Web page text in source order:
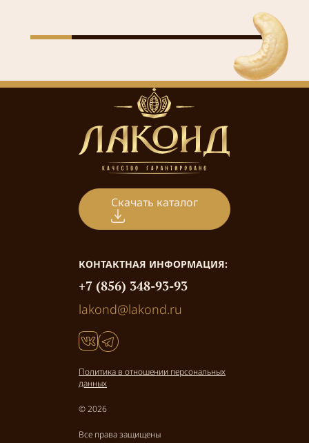
КОНТАКТНАЯ ИНФОРМАЦИЯ:
+7 (856) 348-93-93
lakond@lakond.ru
Скачать каталог
Политика в отношении персональных
данных
© 2026
Все права защищены